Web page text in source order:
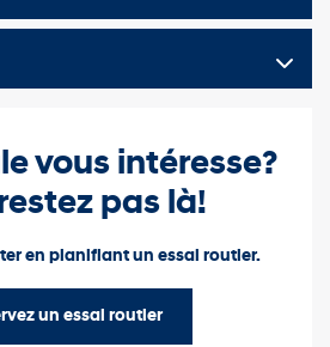
vous intéresse?
pas là!
en planifiant un essai routier.
un essai routier